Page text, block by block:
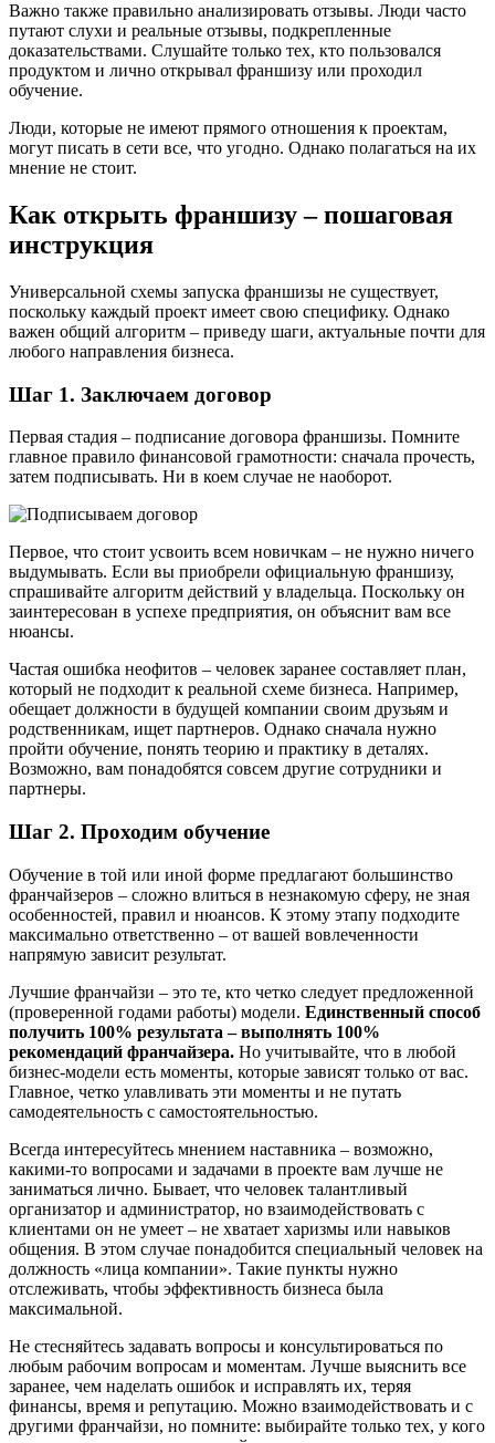
Важно также правильно анализировать отзывы. Люди часто
путают слухи и реальные отзывы, подкрепленные
доказательствами. Слушайте только тех, кто пользовался
продуктом и лично открывал франшизу или проходил
обучение.
Люди, которые не имеют прямого отношения к проектам,
могут писать в сети все, что угодно. Однако полагаться на их
мнение не стоит.
Как открыть франшизу – пошаговая
инструкция
Универсальной схемы запуска франшизы не существует,
поскольку каждый проект имеет свою специфику. Однако
важен общий алгоритм – приведу шаги, актуальные почти для
любого направления бизнеса.
Шаг 1. Заключаем договор
Первая стадия – подписание договора франшизы. Помните
главное правило финансовой грамотности: сначала прочесть,
затем подписывать. Ни в коем случае не наоборот.
Первое, что стоит усвоить всем новичкам – не нужно ничего
выдумывать. Если вы приобрели официальную франшизу,
спрашивайте алгоритм действий у владельца. Поскольку он
заинтересован в успехе предприятия, он объяснит вам все
нюансы.
Частая ошибка неофитов – человек заранее составляет план,
который не подходит к реальной схеме бизнеса. Например,
обещает должности в будущей компании своим друзьям и
родственникам, ищет партнеров. Однако сначала нужно
пройти обучение, понять теорию и практику в деталях.
Возможно, вам понадобятся совсем другие сотрудники и
партнеры.
Шаг 2. Проходим обучение
Обучение в той или иной форме предлагают большинство
франчайзеров – сложно влиться в незнакомую сферу, не зная
особенностей, правил и нюансов. К этому этапу подходите
максимально ответственно – от вашей вовлеченности
напрямую зависит результат.
Лучшие франчайзи – это те, кто четко следует предложенной
(проверенной годами работы) модели. Единственный способ
получить 100% результата – выполнять 100%
рекомендаций франчайзера. Но учитывайте, что в любой
бизнес-модели есть моменты, которые зависят только от вас.
Главное, четко улавливать эти моменты и не путать
самодеятельность с самостоятельностью.
Всегда интересуйтесь мнением наставника – возможно,
какими-то вопросами и задачами в проекте вам лучше не
заниматься лично. Бывает, что человек талантливый
организатор и администратор, но взаимодействовать с
клиентами он не умеет – не хватает харизмы или навыков
общения. В этом случае понадобится специальный человек на
должность «лица компании». Такие пункты нужно
отслеживать, чтобы эффективность бизнеса была
максимальной.
Не стесняйтесь задавать вопросы и консультироваться по
любым рабочим вопросам и моментам. Лучше выяснить все
заранее, чем наделать ошибок и исправлять их, теряя
финансы, время и репутацию. Можно взаимодействовать и с
другими франчайзи, но помните: выбирайте только тех, у кого